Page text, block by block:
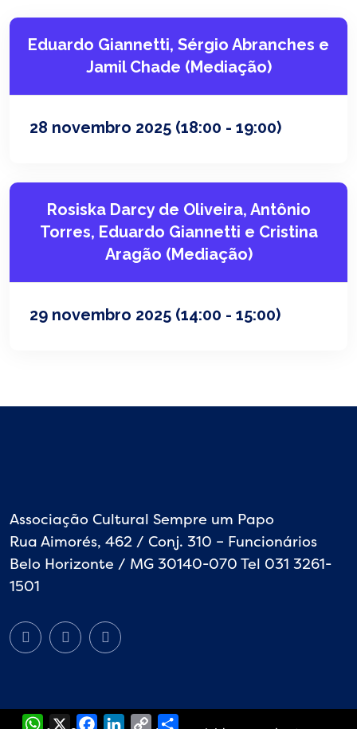
Eduardo Giannetti, Sérgio Abranches e
Jamil Chade (Mediação)
28 novembro 2025 (18:00 - 19:00)
Rosiska Darcy de Oliveira, Antônio
Torres, Eduardo Giannetti e Cristina
Aragão (Mediação)
29 novembro 2025 (14:00 - 15:00)
Associação Cultural Sempre um Papo
Rua Aimorés, 462 / Conj. 310 – Funcionários
Belo Horizonte / MG 30140-070 Tel 031 3261-
1501
WhatsApp
X Facebook
LinkedIn
Copy